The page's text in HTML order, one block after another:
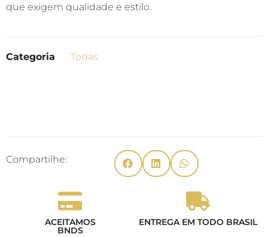
que exigem qualidade e estilo.
Categoria Todas
Compartilhe:
ACEITAMOS
BNDS
ENTREGA EM TODO BRASIL